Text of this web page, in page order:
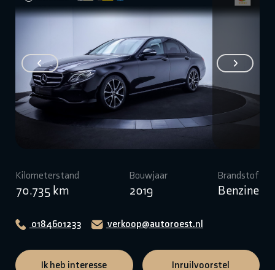
Kilometerstand
70.735 km
Bouwjaar
2019
Brandstof
Benzine
0184601233 verkoop@autoroest.nl
Ik heb interesse Inruilvoorstel